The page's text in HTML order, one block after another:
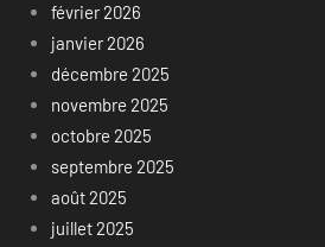
février 2026
janvier 2026
décembre 2025
novembre 2025
octobre 2025
septembre 2025
août 2025
juillet 2025